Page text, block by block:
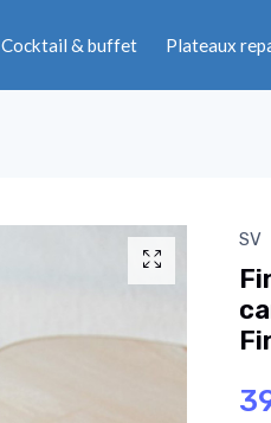
Cocktail & buffet Plateaux
SV